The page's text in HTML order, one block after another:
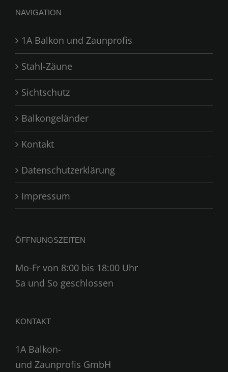
NAVIGATION
1A Balkon und Zaunprofis
Stahl-Zäune
Sichtschutz
Balkongeländer
Kontakt
Datenschutzerklärung
Impressum
ÖFFNUNGSZEITEN
Mo-Fr von 8:00 bis 18:00 Uhr
Sa und So geschlossen
KONTAKT
1A Balkon-
und Zaunprofis GmbH